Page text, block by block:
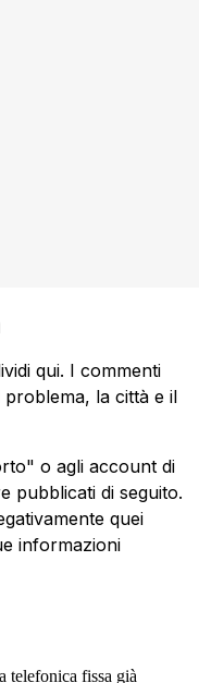
qui. I commenti
la città e il
o agli account di
pubblicati di seguito.
quei
informazioni